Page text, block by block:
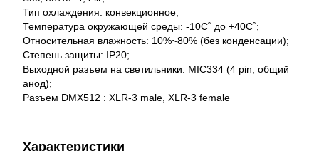
Тип охлаждения: конвекционное;
Температура окружающей среды: -10С˚ до +40С˚;
Относительная влажность: 10%~80% (без конденсации);
Степень защиты: IP20;
Выходной разъем на светильники: MIC334 (4 pin, общий
анод);
Разъем DMX512 : XLR-3 male, XLR-3 female
Характеристики